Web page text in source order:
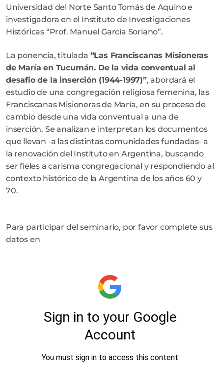
Universidad del Norte Santo Tomás de Aquino e
investigadora en el Instituto de Investigaciones
Históricas “Prof. Manuel García Soriano”.
La ponencia, titulada “Las Franciscanas Misioneras
de María en Tucumán. De la vida conventual al
desafio de la inserción (1944-1997)”, abordará el
estudio de una congregación religiosa femenina, las
Franciscanas Misioneras de María, en su proceso de
cambio desde una vida conventual a una de
inserción. Se analizan e interpretan los documentos
que llevan -a las distintas comunidades fundadas- a
la renovación del Instituto en Argentina, buscando
ser fieles a carisma congregacional y respondiendo al
contexto histórico de la Argentina de los años 60 y
70.
Para participar del seminario, por favor complete sus
datos en